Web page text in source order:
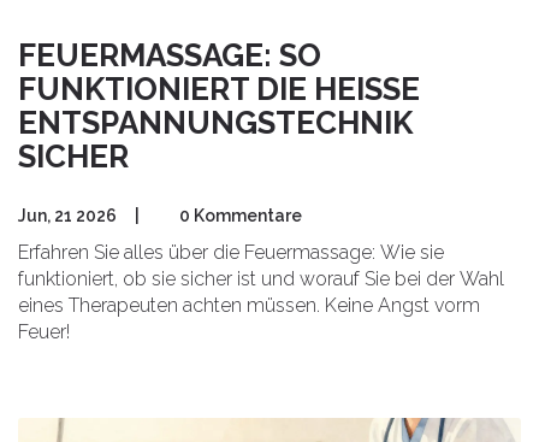
FEUERMASSAGE: SO
FUNKTIONIERT DIE HEISSE E
NTSPANNUNGSTECHNIK S
ICHER
Jun, 21 2026 0 Kommentare
Erfahren Sie alles über die Feuermassage: Wie sie
funktioniert, ob sie sicher ist und worauf Sie bei der Wahl
eines Therapeuten achten müssen. Keine Angst vorm
Feuer!